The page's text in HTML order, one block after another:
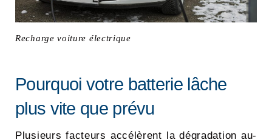
Recharge voiture électrique
Pourquoi votre batterie lâche
plus vite que prévu
Plusieurs facteurs accélèrent la dégradation au-